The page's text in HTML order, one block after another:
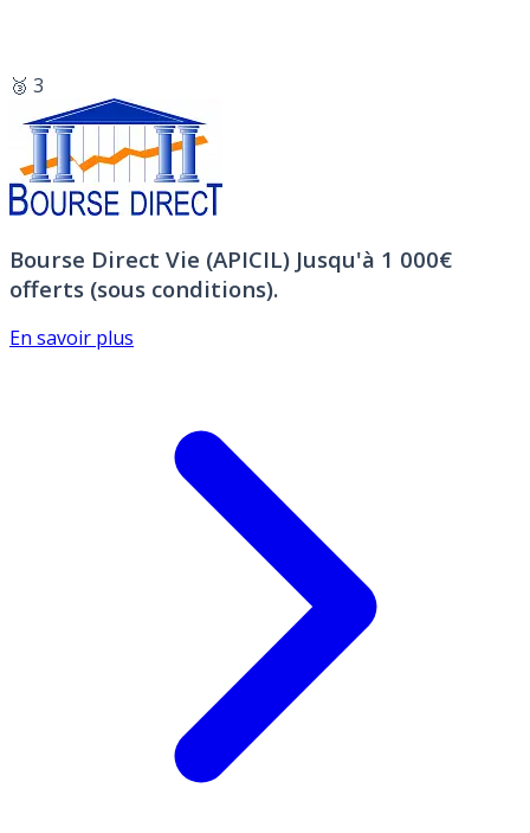
🥉 3
Bourse Direct Vie (APICIL) Jusqu'à 1 000€
offerts (sous conditions).
En savoir plus